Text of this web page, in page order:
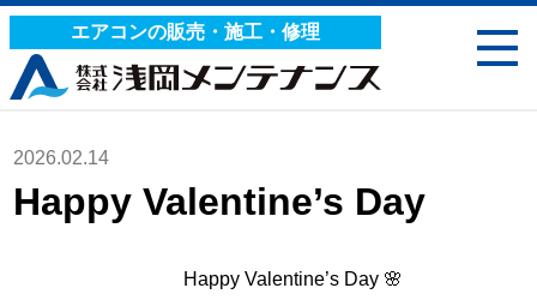
エアコンの販売・施工・修理
2026.02.14
Happy Valentine’s Day
Happy Valentine’s Day 🌸